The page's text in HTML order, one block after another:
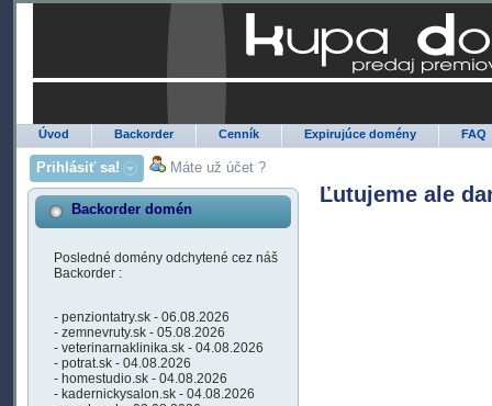
Úvod Backorder Cenník Expirujúce domény FAQ
Prihlásiť sa! Máte už účet ?
Backorder domén
Posledné domény odchytené cez náš
Backorder :
- penziontatry.sk - 06.08.2026
- zemnevruty.sk - 05.08.2026
- veterinarnaklinika.sk - 04.08.2026
- potrat.sk - 04.08.2026
- homestudio.sk - 04.08.2026
- kadernickysalon.sk - 04.08.2026
Ľutujeme ale